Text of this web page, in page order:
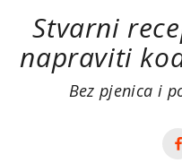
Stvarni
napraviti
Bez pjenica i